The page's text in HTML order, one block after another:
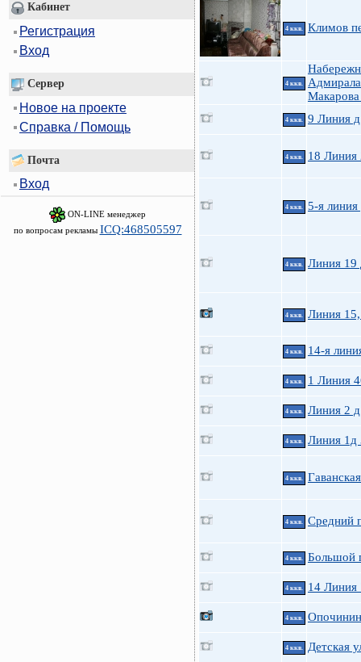
Кабинет
Регистрация
Вход
Сервер
Новое на проекте
Справка / Помощь
Почта
Вход
ON-LINE менеджер
по вопросам рекламы ICQ:468505597
4 ккв. Климов
4 ккв.
Адмирала
4 ккв. 9 Линия
4 ккв. 18 Линия
4 ккв. 5-я
4 ккв. Линия 19
4 ккв. Линия
4 ккв. 14-я
4 ккв. 1 Линия
4 ккв. Линия 2
4 ккв. Линия 1д
4 ккв.
4 ккв. Средний
4 ккв. Большой
4 ккв. 14 Линия
4 ккв.
4 ккв. Детская